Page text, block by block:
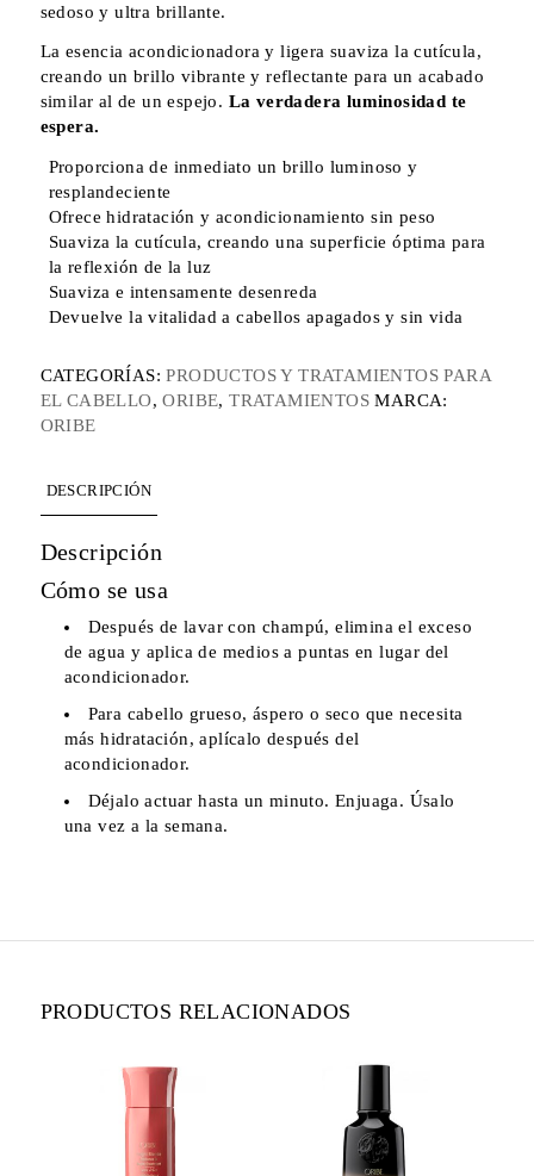
sedoso y ultra brillante.
La esencia acondicionadora y ligera suaviza la cutícula,
creando un brillo vibrante y reflectante para un acabado
similar al de un espejo. La verdadera luminosidad te
espera.
Proporciona de inmediato un brillo luminoso y
resplandeciente
Ofrece hidratación y acondicionamiento sin peso
Suaviza la cutícula, creando una superficie óptima para
la reflexión de la luz
Suaviza e intensamente desenreda
Devuelve la vitalidad a cabellos apagados y sin vida
CATEGORÍAS:PRODUCTOS Y TRATAMIENTOS PARA
EL CABELLO,ORIBE,TRATAMIENTOS MARCA:
ORIBE
DESCRIPCIÓN
Descripción
Cómo se usa
Después de lavar con champú, elimina el exceso
de agua y aplica de medios a puntas en lugar del
acondicionador.
Para cabello grueso, áspero o seco que necesita
más hidratación, aplícalo después del
acondicionador.
Déjalo actuar hasta un minuto. Enjuaga. Úsalo
una vez a la semana.
PRODUCTOS RELACIONADOS